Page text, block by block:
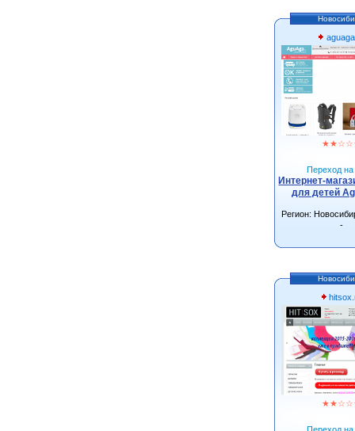
★★☆☆
Переход на
Интернет-
для детей
Регион:
-
★★☆☆